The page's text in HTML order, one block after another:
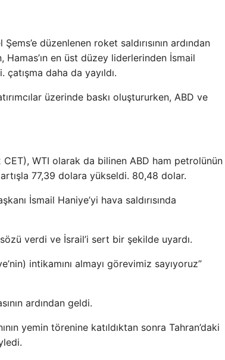
düzenlenen roket saldırısının ardından
en üst düzey liderlerinden İsmail
daha da yayıldı.
üzerinde baskı oluştururken, ABD ve
CET), WTI olarak da bilinen ABD ham petrolünün
77,39 dolara yükseldi. 80,48 dolar.
İsmail Haniye’yi hava saldırısında
verdi ve İsrail’i sert bir şekilde uyardı.
intikamını almayı görevimiz sayıyoruz”
ardından geldi.
yemin törenine katıldıktan sonra Tahran’daki